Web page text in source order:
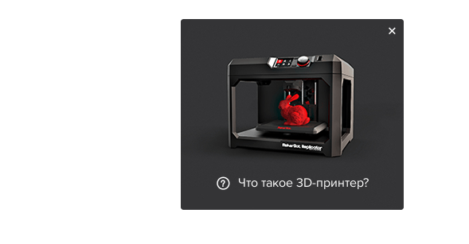
Что такое 3D-принтер?